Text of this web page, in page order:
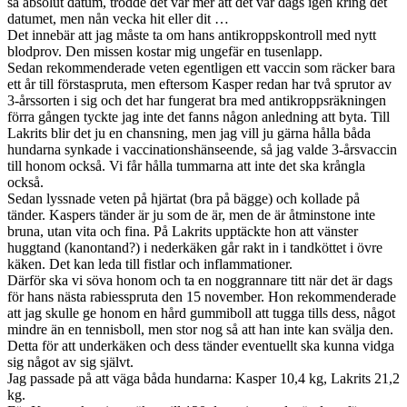
datumet, men nån vecka hit eller dit …
Det innebär att jag måste ta om hans antikroppskontroll med nytt
blodprov. Den missen kostar mig ungefär en tusenlapp.
Sedan rekommenderade veten egentligen ett vaccin som räcker bara
ett år till förstaspruta, men eftersom Kasper redan har två sprutor av
3-årssorten i sig och det har fungerat bra med antikroppsräkningen
förra gången tyckte jag inte det fanns någon anledning att byta. Till
Lakrits blir det ju en chansning, men jag vill ju gärna hålla båda
hundarna synkade i vaccinationshänseende, så jag valde 3-årsvaccin
till honom också. Vi får hålla tummarna att inte det ska krångla
också.
Sedan lyssnade veten på hjärtat (bra på bägge) och kollade på
tänder. Kaspers tänder är ju som de är, men de är åtminstone inte
bruna, utan vita och fina. På Lakrits upptäckte hon att vänster
huggtand (kanontand?) i nederkäken går rakt in i tandköttet i övre
käken. Det kan leda till fistlar och inflammationer.
Därför ska vi söva honom och ta en noggrannare titt när det är dags
för hans nästa rabiesspruta den 15 november. Hon rekommenderade
att jag skulle ge honom en hård gummiboll att tugga tills dess, något
mindre än en tennisboll, men stor nog så att han inte kan svälja den.
Detta för att underkäken och dess tänder eventuellt ska kunna vidga
sig något av sig självt.
Jag passade på att väga båda hundarna: Kasper 10,4 kg, Lakrits 21,2
kg.